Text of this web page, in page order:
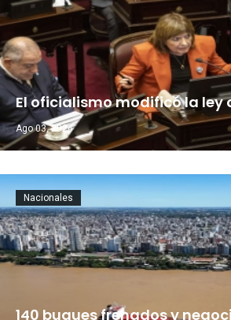
El oficialismo modificó la ley
Ago 03, 2026
140 buques frenados y
Nacionales